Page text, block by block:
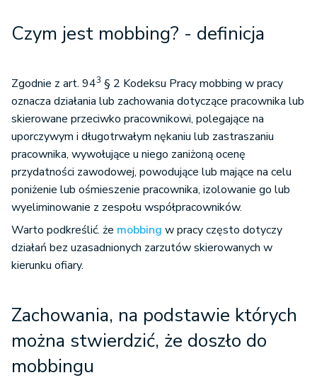
Czym jest mobbing? - definicja
Zgodnie z art. 943 § 2 Kodeksu Pracy mobbing w pracy
oznacza działania lub zachowania dotyczące pracownika lub
skierowane przeciwko pracownikowi, polegające na
uporczywym i długotrwałym nękaniu lub zastraszaniu
pracownika, wywołujące u niego zaniżoną ocenę
przydatności zawodowej, powodujące lub mające na celu
poniżenie lub ośmieszenie pracownika, izolowanie go lub
wyeliminowanie z zespołu współpracowników.
Warto podkreślić. że mobbing w pracy często dotyczy
działań bez uzasadnionych zarzutów skierowanych w
kierunku ofiary.
Zachowania, na podstawie których
można stwierdzić, że doszło do
mobbingu